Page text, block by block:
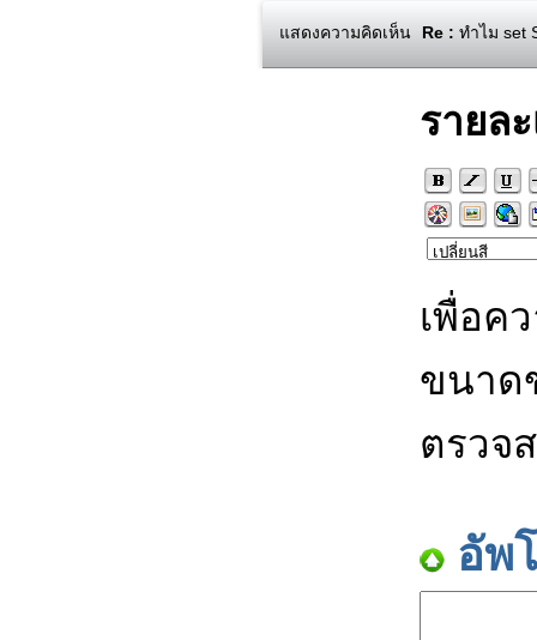
แสดงความคิดเห็น Re : ทำไม set
รายล
เพื่อค
ขนาด
ตรวจ
อัพ